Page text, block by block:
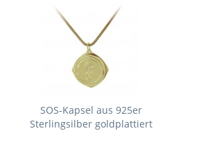
SOS-Kapsel aus 925er
Sterlingsilber goldplattiert